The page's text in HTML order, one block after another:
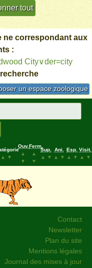
ne correspondant aux
:
City∨der=city
un espace zoologique
▲
▼
Ouv.
▲
▼
Ferm.
▲
▼
Sup.
▲
▼
Ani.
▲
▼
Esp.
▲
▼
Visit.
▲
▼
Contact
Newsletter
Plan du site
Mentions légales
Journal des mises à jour